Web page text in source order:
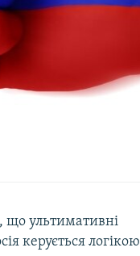
що ультимативні
керується логікою